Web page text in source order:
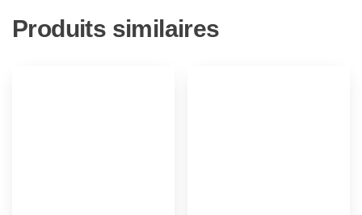
Produits similaires